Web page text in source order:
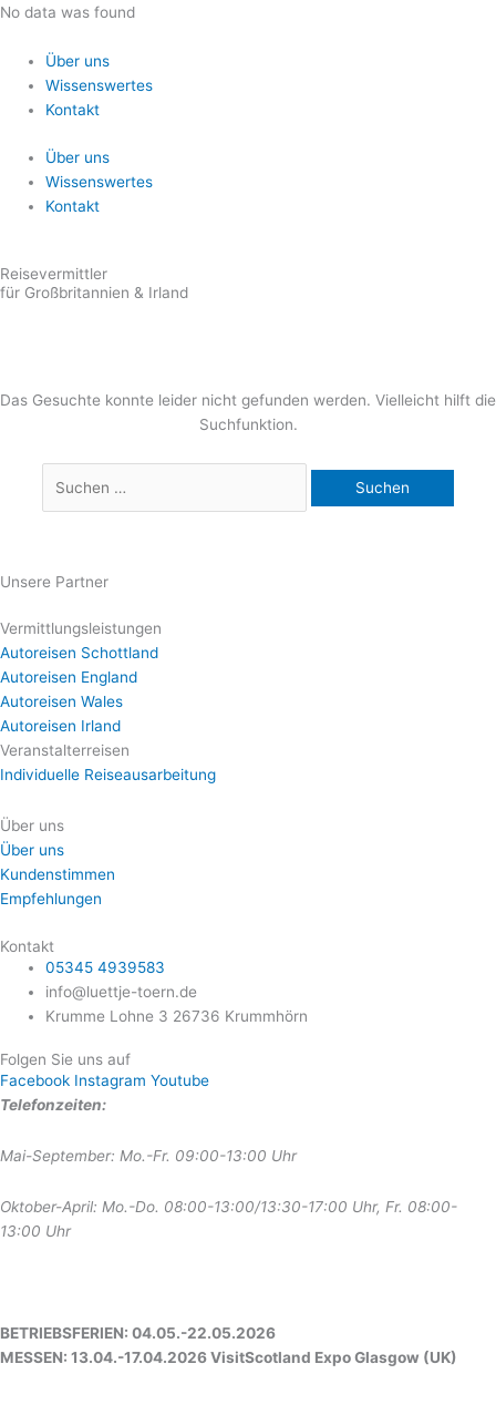
Zum
springen
No data was found
Über uns
Wissenswertes
Kontakt
Über uns
Wissenswertes
Kontakt
Reisevermittler
für Großbritannien & Irland
Das Gesuchte konnte leider nicht gefunden werden. Vielleicht hilft die
Suchfunktion.
Suchen
Unsere Partner
Vermittlungsleistungen
Autoreisen Schottland
Autoreisen England
Autoreisen Wales
Autoreisen Irland
Veranstalterreisen
Individuelle Reiseausarbeitung
Über uns
Über uns
Kundenstimmen
Empfehlungen
Kontakt
05345 4939583
info@luettje-toern.de
Krumme Lohne 3 26736 Krummhörn
Folgen Sie uns auf
Facebook Instagram Youtube
Telefonzeiten:
Mai-September: Mo.-Fr. 09:00-13:00 Uhr
Oktober-April: Mo.-Do. 08:00-13:00/13:30-17:00 Uhr, Fr. 08:00-
13:00 Uhr
BETRIEBSFERIEN: 04.05.-22.05.2026
MESSEN: 13.04.-17.04.2026 VisitScotland Expo Glasgow (UK)